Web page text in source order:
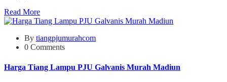
Read More
By tiangpjumurahcom
0 Comments
Harga Tiang Lampu PJU Galvanis Murah Madiun